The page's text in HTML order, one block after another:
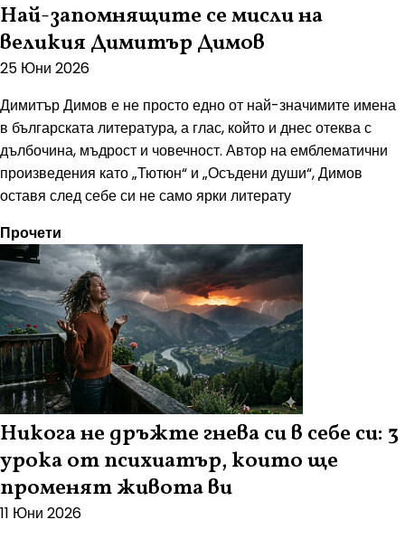
Най-запомнящите се мисли на
великия Димитър Димов
25 Юни 2026
Димитър Димов е не просто едно от най-значимите имена
в българската литература, а глас, който и днес отеква с
дълбочина, мъдрост и човечност. Автор на емблематични
произведения като „Тютюн“ и „Осъдени души“, Димов
оставя след себе си не само ярки литерату
Прочети
Никога не дръжте гнева си в себе си: 3
урока от психиатър, които ще
променят живота ви
11 Юни 2026